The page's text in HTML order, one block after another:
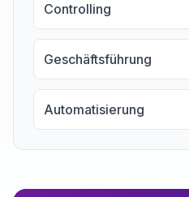
Controlling
Geschäftsführung
Automatisierung